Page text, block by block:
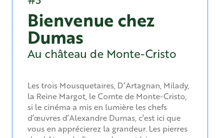
Bienvenue chez
Dumas
Au château de Monte-Cristo
Les trois Mousquetaires, D’Artagnan, Milady,
la Reine Margot, le Comte de Monte-Cristo,
si le cinéma a mis en lumière les chefs
d’œuvres d’Alexandre Dumas, c’est ici que
vous en apprécierez la grandeur. Les pierres